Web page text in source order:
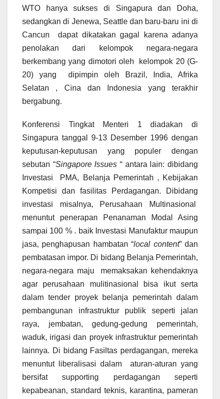
WTO hanya sukses di Singapura dan Doha,
sedangkan di Jenewa, Seattle dan baru-baru ini di
Cancun dapat dikatakan gagal karena adanya
penolakan dari kelompok negara-negara
berkembang yang dimotori oleh kelompok 20 (G-
20) yang dipimpin oleh Brazil, India, Afrika
Selatan , Cina dan Indonesia yang terakhir
bergabung.
Konferensi Tingkat Menteri 1 diadakan di
Singapura tanggal 9-13 Desember 1996 dengan
keputusan-keputusan yang populer dengan
sebutan “Singapore Issues “ antara lain: dibidang
Investasi PMA, Belanja Pemerintah , Kebijakan
Kompetisi dan fasilitas Perdagangan. Dibidang
investasi misalnya, Perusahaan Multinasional
menuntut penerapan Penanaman Modal Asing
sampai 100 % . baik Investasi Manufaktur maupun
jasa, penghapusan hambatan “local content” dan
pembatasan impor. Di bidang Belanja Pemerintah,
negara-negara maju memaksakan kehendaknya
agar perusahaan mulitinasional bisa ikut serta
dalam tender proyek belanja pemerintah dalam
pembangunan infrastruktur publik seperti jalan
raya, jembatan, gedung-gedung pemerintah,
waduk, irigasi dan proyek infrastruktur pemerintah
lainnya. Di bidang Fasiltas perdagangan, mereka
menuntut liberalisasi dalam aturan-aturan yang
bersifat supporting perdagangan seperti
kepabeanan, standard teknis, karantina, pameran